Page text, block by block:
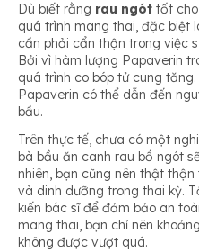
Dù biết rằng rau ngót tốt
quá trình mang thai, đặc biệt
cần phải cẩn thận trong việc
Bởi vì hàm lượng Papaverin
quá trình co bóp tử cung
Papaverin có thể dẫn đến
bầu.
Trên thực tế, chưa có một
bà bầu ăn canh rau bồ ngót
nhiên, bạn cũng nên thật
và dinh dưỡng trong thai kỳ.
kiến bác sĩ để đảm bảo an
mang thai, bạn chỉ nên
không được vượt quá.